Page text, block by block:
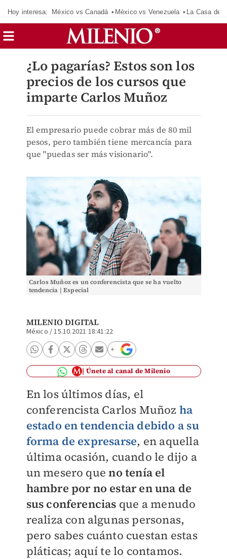
Hoy interesa: México vs Canadá México vs Venezuela La Casa de
¿Lo pagarías? Estos son los
precios de los cursos que
imparte Carlos Muñoz
El empresario puede cobrar más de 80 mil
pesos, pero también tiene mercancía para
que "puedas ser más visionario".
Carlos Muñoz es un conferencista que se ha vuelto
tendencia | Especial
MILENIO DIGITAL
México /15.10.2021 18:41:22
Únete al canal de Milenio
En los últimos días, el
conferencista Carlos Muñoz ha
estado en tendencia debido a su
forma de expresarse, en aquella
última ocasión, cuando le dijo a
un mesero queno tenía el
hambre por no estar en una de
sus conferencias que a menudo
realiza con algunas personas,
pero sabes cuánto cuestan estas
pláticas; aquí te lo contamos.